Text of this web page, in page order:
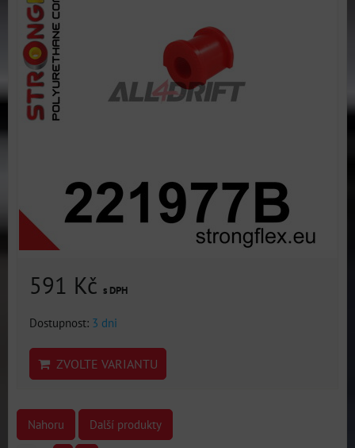
591 Kč s DPH
Dostupnost: 3 dni
ZVOLTE VARIANTU
Nahoru Další produkty